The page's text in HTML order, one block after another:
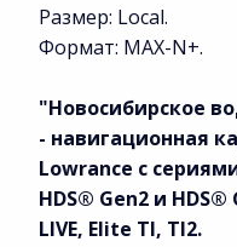
Размер: Local.
Формат: MAX-N+.
"Новосибирское
- навигационная
Lowrance с
HDS® Gen2 и HDS®
LIVE, Elite TI, TI2.